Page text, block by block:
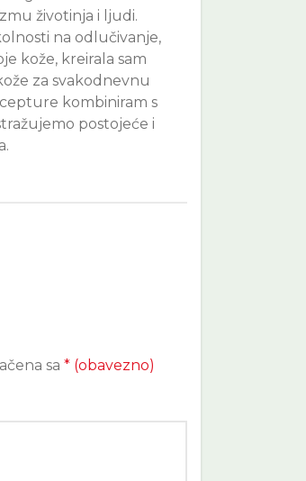
životinja i ljudi.
na odlučivanje,
kože, kreirala sam
za svakodnevnu
kombiniram s
postojeće i
sa * (obavezno)